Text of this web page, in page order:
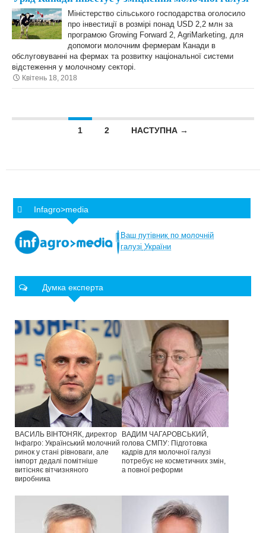
Міністерство сільського господарства оголосило
про інвестиції в розмірі понад USD 2,2 млн за
програмою Growing Forward 2, AgriMarketing, для
допомоги молочним фермерам Канади в
обслуговуванні на фермах та розвитку національної системи
відстеження у молочному секторі.
Квітень 18, 2018
Posts navigation
1 2 НАСТУПНА →
Infagro>media
Ваш путівник по молочній
галузі України
Думка експерта
ВАСИЛЬ ВІНТОНЯК, директор
Інфагро: Український молочний
ринок у стані рівноваги, але
імпорт дедалі помітніше
витісняє вітчизняного
виробника
ВАДИМ ЧАГАРОВСЬКИЙ,
голова СМПУ: Підготовка
кадрів для молочної галузі
потребує не косметичних змін,
а повної реформи